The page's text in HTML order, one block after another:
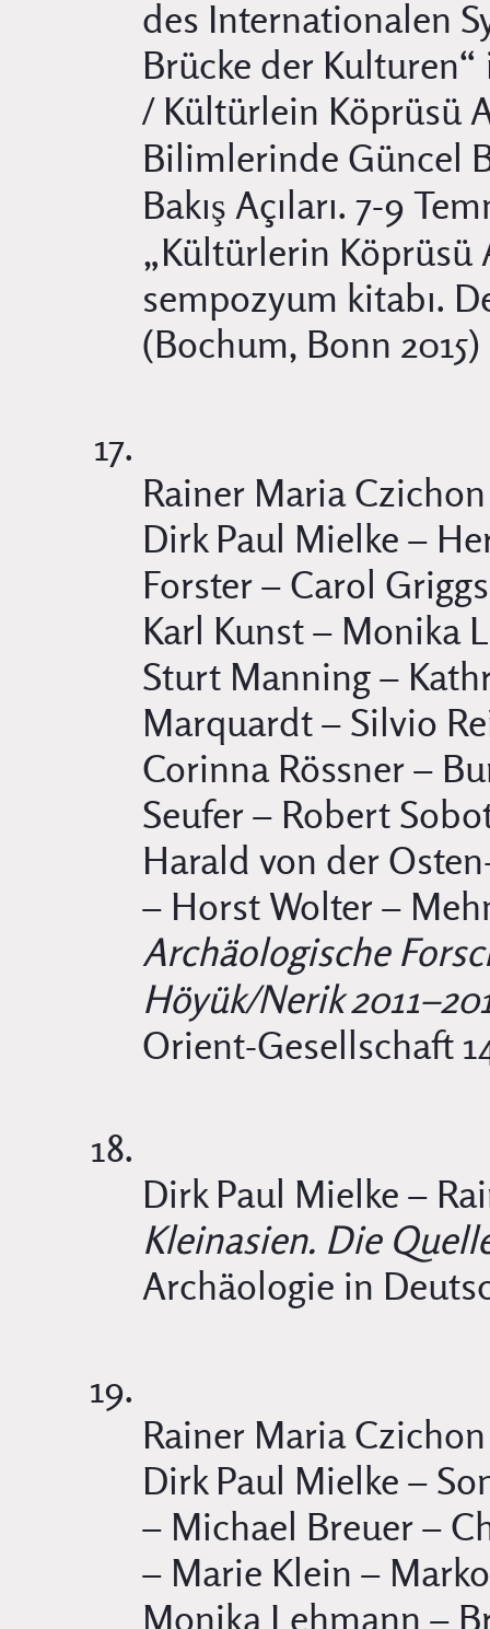
des Internationalen
Brücke der Kulturen“
/ Kültürlein Köprüsü
Bilimlerinde Güncel
Bakış Açıları. 7-9
„Kültürlerin Köprüsü
sempozyum kitabı.
(Bochum, Bonn 2015)
Rainer Maria
Dirk Paul Mielke –
Forster – Carol
Karl Kunst – Monika
Sturt Manning –
Marquardt – Silvio
Corinna Rössner –
Seufer – Robert
Harald von der
– Horst Wolter –
Archäologische
Höyük/Nerik
Orient-Gesellschaft
Dirk Paul Mielke –
Kleinasien. Die
Archäologie in
Rainer Maria
Dirk Paul Mielke –
– Michael Breuer –
– Marie Klein –
Monika Lehmann –